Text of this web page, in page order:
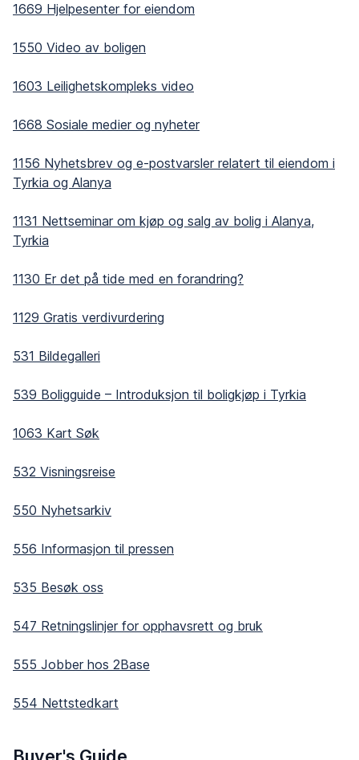
1669 Hjelpesenter for eiendom
1550 Video av boligen
1603 Leilighetskompleks video
1668 Sosiale medier og nyheter
1156 Nyhetsbrev og e-postvarsler relatert til eiendom i
Tyrkia og Alanya
1131 Nettseminar om kjøp og salg av bolig i Alanya,
Tyrkia
1130 Er det på tide med en forandring?
1129 Gratis verdivurdering
531 Bildegalleri
539 Boligguide – Introduksjon til boligkjøp i Tyrkia
1063 Kart Søk
532 Visningsreise
550 Nyhetsarkiv
556 Informasjon til pressen
535 Besøk oss
547 Retningslinjer for opphavsrett og bruk
555 Jobber hos 2Base
554 Nettstedkart